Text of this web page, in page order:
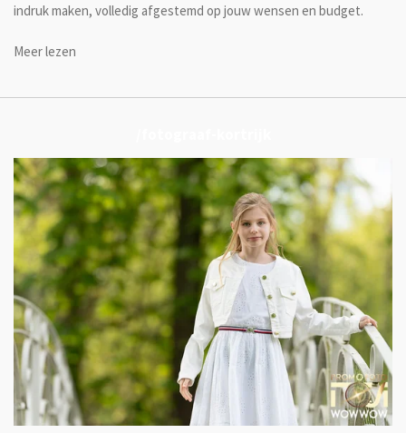
indruk maken, volledig afgestemd op jouw wensen en budget.
Meer lezen